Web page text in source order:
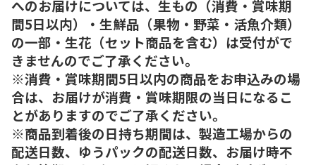
へのお届けについては、生もの（消費・賞味期
間5日以内）・生鮮品（果物・野菜・活魚介類）
の一部・生花（セット商品を含む）は受付がで
きませんのでご了承ください。
※消費・賞味期間5日以内の商品をお申込みの場
合は、お届けが消費・賞味期限の当日になるこ
とがありますのでご了承ください。
※商品到着後の日持ち期間は、製造工場からの
配送日数、ゆうパックの配送日数、お届け時不